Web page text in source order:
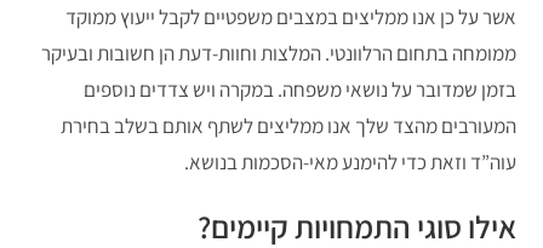
אשר על כן אנו ממליצים במצבים משפטיים לקבל ייעוץ ממוקד
ממומחה בתחום הרלוונטי. המלצות וחוות-דעת הן חשובות ובעיקר
בזמן שמדובר על נושאי משפחה. במקרה ויש צדדים נוספים
המעורבים מהצד שלך אנו ממליצים לשתף אותם בשלב בחירת
עוה”ד וזאת כדי להימנע מאי-הסכמות בנושא.
אילו סוגי התמחויות קיימים?